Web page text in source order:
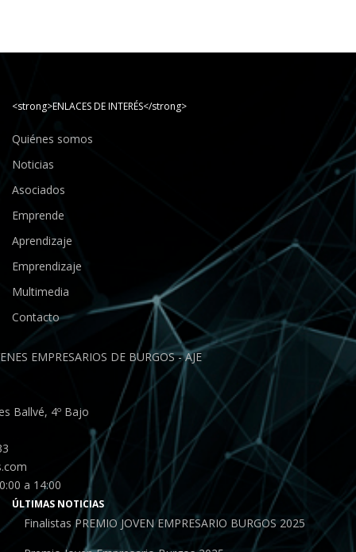
<strong>ENLACES DE INTERÉS</strong>
Quiénes somos
Noticias
Asociados
Emprende
Aprendizaje
Emprendizaje
Multimedia
Contacto
EMPRESARIOS DE BURGOS - AJE
Ballvé, 4º Bajo
a 14:00
ÚLTIMAS NOTICIAS
Finalistas PREMIO JOVEN EMPRESARIO BURGOS 2025